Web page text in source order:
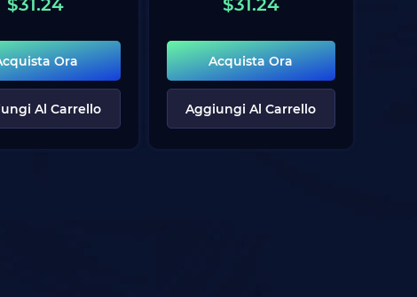
$31.24
Ora
Al Carrello
$31.24
Acquista Ora
Aggiungi Al Carrello